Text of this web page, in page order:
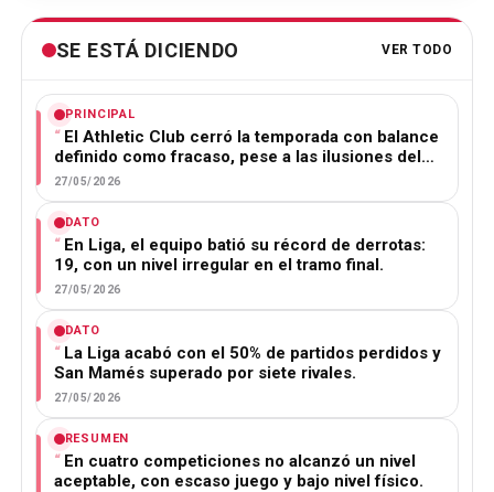
SE ESTÁ DICIENDO VER TODO
PRINCIPAL
El Athletic Club cerró la temporada con balance
definido como fracaso, pese a las ilusiones del…
27/05/2026
DATO
En Liga, el equipo batió su récord de derrotas:
19, con un nivel irregular en el tramo final.
27/05/2026
DATO
La Liga acabó con el 50% de partidos perdidos y
San Mamés superado por siete rivales.
27/05/2026
RESUMEN
En cuatro competiciones no alcanzó un nivel
aceptable, con escaso juego y bajo nivel físico.